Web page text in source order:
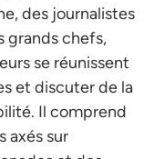
des journalistes
grands chefs,
se réunissent
et discuter de la
Il comprend
axés sur